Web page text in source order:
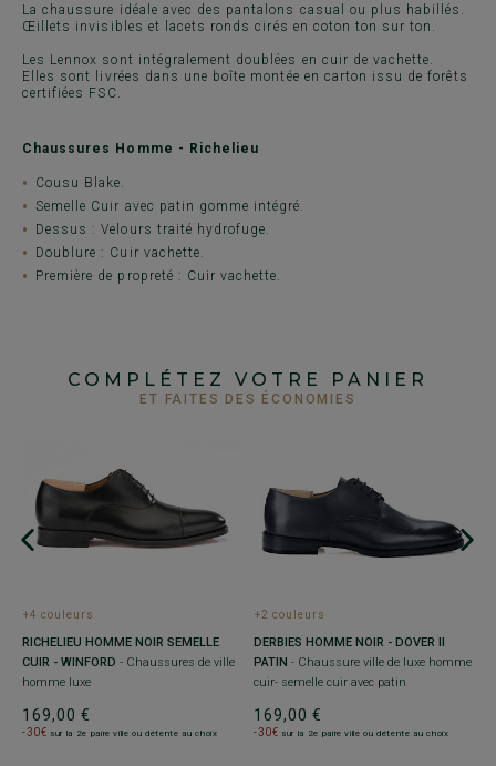
La chaussure idéale avec des pantalons casual ou plus habillés.
Œillets invisibles et lacets ronds cirés en coton ton sur ton.
Les Lennox sont intégralement doublées en cuir de vachette.
Elles sont livrées dans une boîte montée en carton issu de forêts
certifiées FSC.
Chaussures Homme - Richelieu
Cousu Blake.
Semelle Cuir avec patin gomme intégré.
Dessus : Velours traité hydrofuge.
Doublure : Cuir vachette.
Première de propreté : Cuir vachette.
COMPLÉTEZ VOTRE PANIER
ET FAITES DES ÉCONOMIES
+4 couleurs
RICHELIEU HOMME NOIR SEMELLE
CUIR - WINFORD - Chaussures de ville
homme luxe
169,00 €
-30€ sur la 2e paire ville ou détente au choix
+2 couleurs
DERBIES HOMME NOIR - DOVER II
PATIN - Chaussure ville de luxe homme
cuir- semelle cuir avec patin
169,00 €
-30€ sur la 2e paire ville ou détente au choix